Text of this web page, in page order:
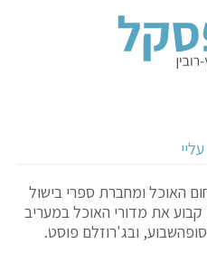
האוכל ומחברת ספרי בישול
את מדורי האוכל במעריב
ובג'רוזלם פוסט.